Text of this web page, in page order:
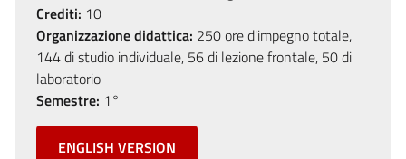
Crediti: 10
Organizzazione didattica: 250 ore d'impegno totale,
144 di studio individuale, 56 di lezione frontale, 50 di
laboratorio
Semestre: 1°
ENGLISH VERSION